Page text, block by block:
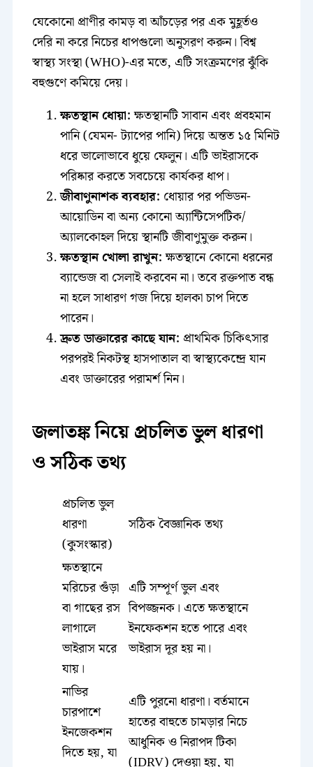
যেকোনো প্রাণীর কামড় বা আঁচড়ের পর এক মুহূর্তও
দেরি না করে নিচের ধাপগুলো অনুসরণ করুন। বিশ্ব
স্বাস্থ্য সংস্থা (WHO)-এর মতে, এটি সংক্রমণের ঝুঁকি
বহুগুণে কমিয়ে দেয়।
ক্ষতস্থান ধোয়া:ক্ষতস্থানটি সাবান এবং প্রবহমান
পানি (যেমন- ট্যাপের পানি) দিয়ে অন্তত ১৫ মিনিট
ধরে ভালোভাবে ধুয়ে ফেলুন। এটি ভাইরাসকে
পরিষ্কার করতে সবচেয়ে কার্যকর ধাপ।
জীবাণুনাশক ব্যবহার: ধোয়ার পর পভিডন-
আয়োডিন বা অন্য কোনো অ্যান্টিসেপটিক/
অ্যালকোহল দিয়ে স্থানটি জীবাণুমুক্ত করুন।
ক্ষতস্থান খোলা রাখুন:ক্ষতস্থানে কোনো ধরনের
ব্যান্ডেজ বা সেলাই করবেন না। তবে রক্তপাত বন্ধ
না হলে সাধারণ গজ দিয়ে হালকা চাপ দিতে
পারেন।
দ্রুত ডাক্তারের কাছে যান: প্রাথমিক চিকিৎসার
পরপরই নিকটস্থ হাসপাতাল বা স্বাস্থ্যকেন্দ্রে যান
এবং ডাক্তারের পরামর্শ নিন।
জলাতঙ্ক নিয়ে প্রচলিত ভুল ধারণা
ও সঠিক তথ্য
প্রচলিত ভুল
ধারণা
(কুসংস্কার)
সঠিক বৈজ্ঞানিক তথ্য
ক্ষতস্থানে
মরিচের গুঁড়া
বা গাছের রস
লাগালে
ভাইরাস মরে
যায়।
এটি সম্পূর্ণ ভুল এবং
বিপজ্জনক। এতে ক্ষতস্থানে
ইনফেকশন হতে পারে এবং
ভাইরাস দূর হয় না।
নাভির
চারপাশে
ইনজেকশন
দিতে হয়, যা
এটি পুরনো ধারণা। বর্তমানে
হাতের বাহুতে চামড়ার নিচে
আধুনিক ও নিরাপদ টিকা
(IDRV) দেওয়া হয়, যা